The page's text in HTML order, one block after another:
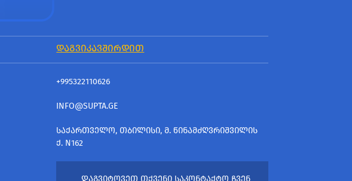
ᲓᲐᲒᲕᲘᲙᲐᲕᲨᲘᲠᲓᲘᲗ
+995322110626
INFO@SUPTA.GE
ᲡᲐᲥᲐᲠᲗᲕᲔᲚᲝ, ᲗᲑᲘᲚᲘᲡᲘ, Მ. ᲬᲘᲜᲐᲛᲫᲦᲕᲠᲘᲨᲕᲘᲚᲘᲡ
Ქ. N162